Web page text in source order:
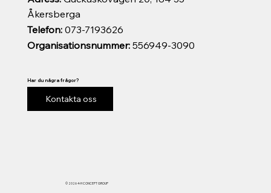
© 2026 4-H CONCEPT GROUP
Organisationsnummer:556949-3090
Telefon:073-7193626
Åkersberga
Har du några frågor?
Kontakta oss